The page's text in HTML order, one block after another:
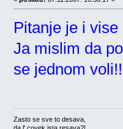
Pitanje je i
Ja mislim da
se jednom
Zasto se sve to desava,